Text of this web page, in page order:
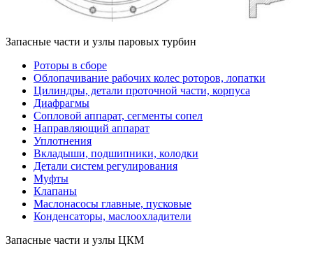
Запасные части и узлы паровых турбин
Роторы в сборе
Облопачивание рабочих колес роторов, лопатки
Цилиндры, детали проточной части, корпуса
Диафрагмы
Сопловой аппарат, сегменты сопел
Направляющий аппарат
Уплотнения
Вкладыши, подшипники, колодки
Детали систем регулирования
Муфты
Клапаны
Маслонасосы главные, пусковые
Конденсаторы, маслоохладители
Запасные части и узлы ЦКМ